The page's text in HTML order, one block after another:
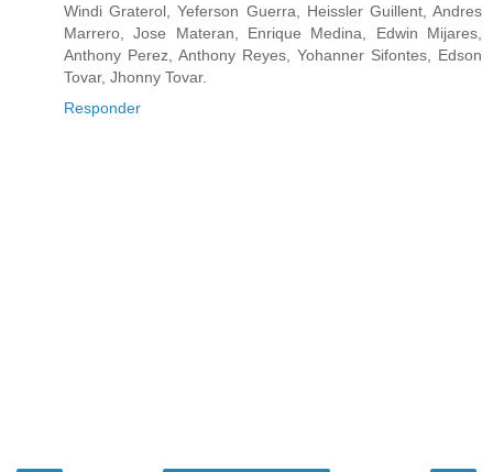
Windi Graterol, Yeferson Guerra, Heissler Guillent, Andres
Marrero, Jose Materan, Enrique Medina, Edwin Mijares,
Anthony Perez, Anthony Reyes, Yohanner Sifontes, Edson
Tovar, Jhonny Tovar.
Responder